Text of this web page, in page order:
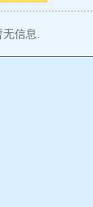
无信息.